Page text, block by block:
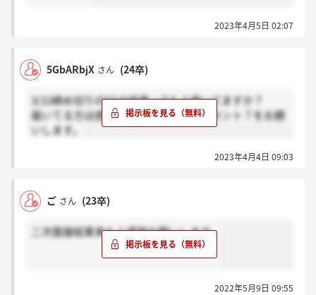
2023年4月5日 02:07
5GbARbjX さん (24卒)
3/22締め切りのESの結果ってもう届いてますか？
届いてる方は感謝、届いていない方はホント？をお願
いします。
2023年4月4日 09:03
ご さん (23卒)
二次面接結果来た人感謝お願いします。
2022年5月9日 09:55